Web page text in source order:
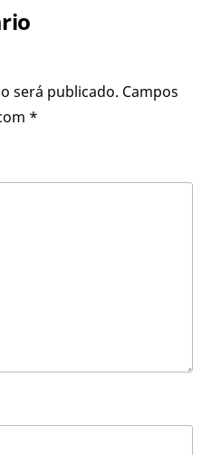
será publicado. Campos
*